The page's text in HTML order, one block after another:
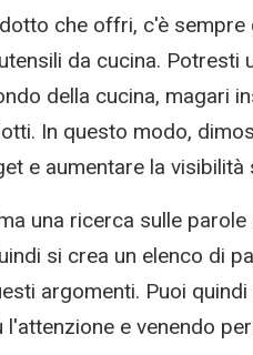
che offri, c'è
da cucina.
della cucina, magari
In questo modo,
e aumentare la
una ricerca sulle
si crea un elenco di
argomenti. Puoi
e venendo